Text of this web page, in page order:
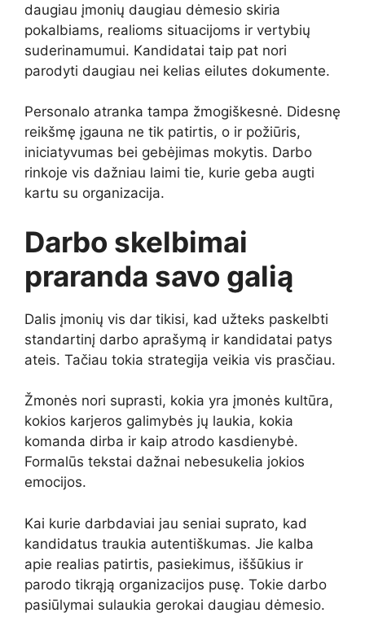
daugiau įmonių daugiau dėmesio skiria
pokalbiams, realioms situacijoms ir vertybių
suderinamumui. Kandidatai taip pat nori
parodyti daugiau nei kelias eilutes dokumente.
Personalo atranka tampa žmogiškesnė. Didesnę
reikšmę įgauna ne tik patirtis, o ir požiūris,
iniciatyvumas bei gebėjimas mokytis. Darbo
rinkoje vis dažniau laimi tie, kurie geba augti
kartu su organizacija.
Darbo skelbimai
praranda savo galią
Dalis įmonių vis dar tikisi, kad užteks paskelbti
standartinį darbo aprašymą ir kandidatai patys
ateis. Tačiau tokia strategija veikia vis prasčiau.
Žmonės nori suprasti, kokia yra įmonės kultūra,
kokios karjeros galimybės jų laukia, kokia
komanda dirba ir kaip atrodo kasdienybė.
Formalūs tekstai dažnai nebesukelia jokios
emocijos.
Kai kurie darbdaviai jau seniai suprato, kad
kandidatus traukia autentiškumas. Jie kalba
apie realias patirtis, pasiekimus, iššūkius ir
parodo tikrąją organizacijos pusę. Tokie darbo
pasiūlymai sulaukia gerokai daugiau dėmesio.